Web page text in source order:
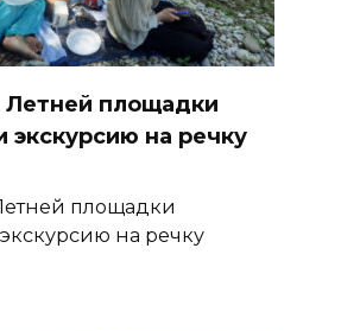
Летней площадки
экскурсию на речку
площадки
на речку